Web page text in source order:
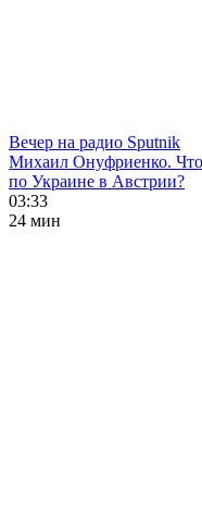
Вечер на радио Sputnik
Михаил Онуфриенко. Что
по Украине в Австрии?
03:33
24 мин